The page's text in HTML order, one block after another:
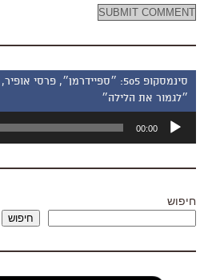
סינמסקופ 505: ״ספיידרמן״, פרסי
״לגמור את הלילה״
אודיו
00:00
חיפוש
חיפוש